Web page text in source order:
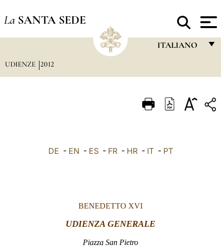
La SANTA SEDE
ITALIANO
ITALIANO
UDIENZE 2012
DE - EN - ES- FR- HR- IT- PT
BENEDETTO XVI
UDIENZA GENERALE
Piazza San Pietro